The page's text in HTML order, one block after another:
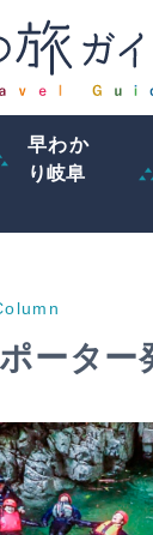
早わか
り岐阜
ーター